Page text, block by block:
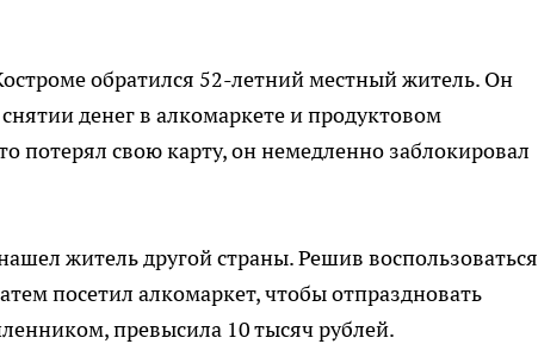
обратился 52-летний местный житель. Он
денег в алкомаркете и продуктовом
потерял свою карту, он немедленно заблокировал
житель другой страны. Решив воспользоваться
посетил алкомаркет, чтобы отпраздновать
превысила 10 тысяч рублей.